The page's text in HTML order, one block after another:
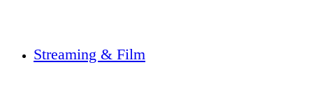
Streaming & Film